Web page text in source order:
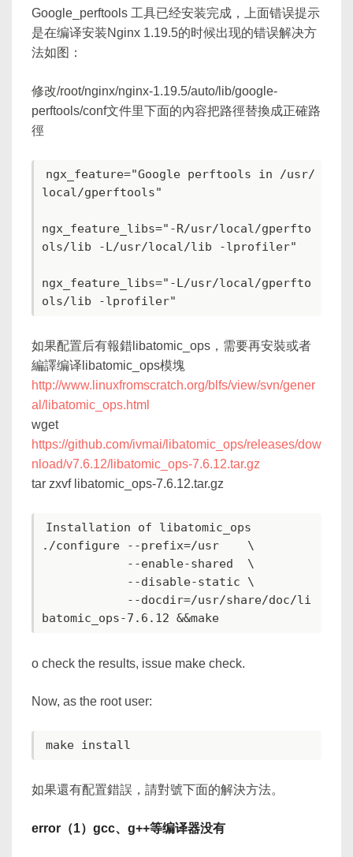
Google_perftools 工具已经安装完成，上面错误提示
是在编译安装Nginx 1.19.5的时候出现的错误解决方
法如图：
修改/root/nginx/nginx-1.19.5/auto/lib/google-
perftools/conf文件里下面的內容把路徑替換成正確路
徑
ngx_feature="Google perftools in /usr/
local/gperftools"
ngx_feature_libs="-R/usr/local/gperfto
ols/lib -L/usr/local/lib -lprofiler"
ngx_feature_libs="-L/usr/local/gperfto
如果配置后有報錯libatomic_ops，需要再安裝或者
編譯编译libatomic_ops模塊
http://www.linuxfromscratch.org/blfs/view/svn/gener
al/libatomic_ops.html
wget
https://github.com/ivmai/libatomic_ops/releases/dow
nload/v7.6.12/libatomic_ops-7.6.12.tar.gz
tar zxvf libatomic_ops-7.6.12.tar.gz
Installation of libatomic_ops
./configure --prefix=/usr    \
o check the results, issue make check.
Now, as the root user:
如果還有配置錯誤，請對號下面的解決方法。
error（1）gcc、g++等编译器没有